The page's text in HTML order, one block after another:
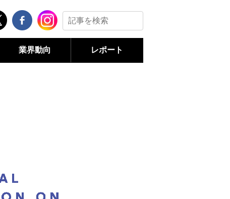
業界動向 レポート